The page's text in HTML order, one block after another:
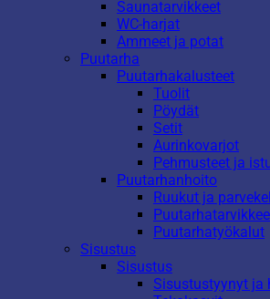
Saunatarvikkeet
WC-harjat
Ammeet ja potat
Puutarha
Puutarhakalusteet
Tuolit
Pöydät
Setit
Aurinkovarjot
Pehmusteet ja
Puutarhanhoito
Ruukut ja
Puutarhatyökalut
Sisustus
Sisustus
Sisustustyynyt ja